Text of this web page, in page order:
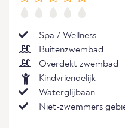
Spa / Wellness
Buitenzwembad
Overdekt zwembad
Kindvriendelijk
Waterglijbaan
Niet-zwemmers